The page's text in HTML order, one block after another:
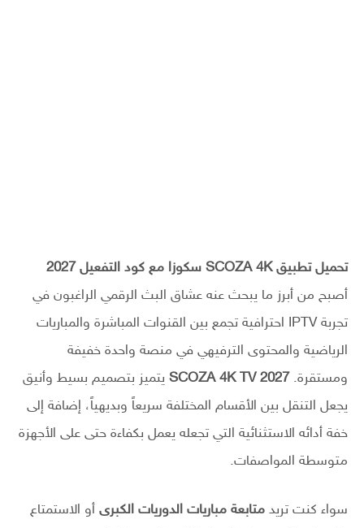
تحميل تطبيق SCOZA 4K سكوزا مع كود التفعيل 2027
أصبح من أبرز ما يبحث عنه عشاق البث الرقمي الراغبون في
تجربة IPTV احترافية تجمع بين القنوات المباشرة والمباريات
الرياضية والمحتوى الترفيهي في منصة واحدة خفيفة
ومستقرة. SCOZA 4K TV 2027 يتميز بتصميم بسيط وأنيق
يجعل التنقل بين الأقسام المختلفة سريعاً وبديهياً، إضافة إلى
خفة أدائه الاستثنائية التي تجعله يعمل بكفاءة حتى على الأجهزة
متوسطة المواصفات.
سواء كنت تريد متابعة مباريات الدوريات الكبرى أو الاستمتاع